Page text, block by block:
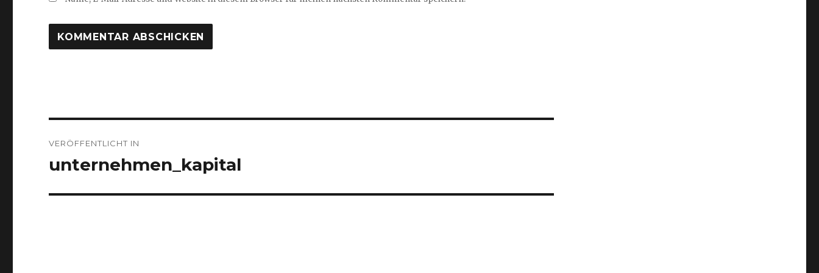
VERÖFFENTLICHT IN
unternehmen_kapital